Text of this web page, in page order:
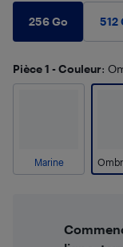
256 Go 512
Pièce 1 - Couleur:
Marine